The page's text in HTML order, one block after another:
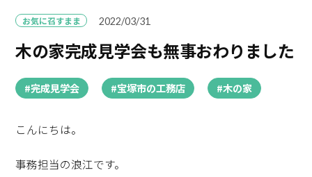
お気に召すまま 2022/03/31
木の家完成見学会も無事おわりました
#完成見学会 #宝塚市の工務店 #木の家
こんにちは。
事務担当の浪江です。